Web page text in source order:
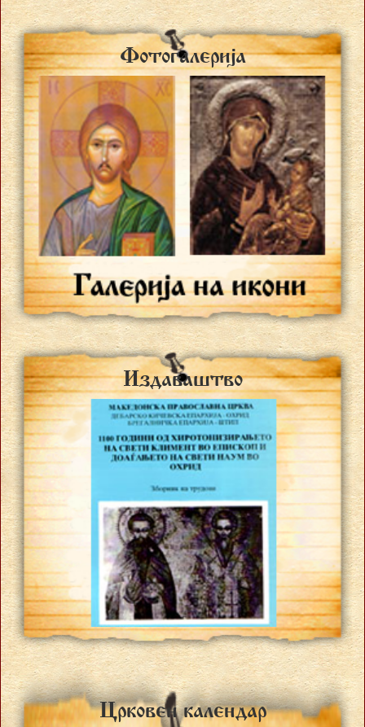
Fotogalerija
Izdava{tvo
Crkoven kalendar